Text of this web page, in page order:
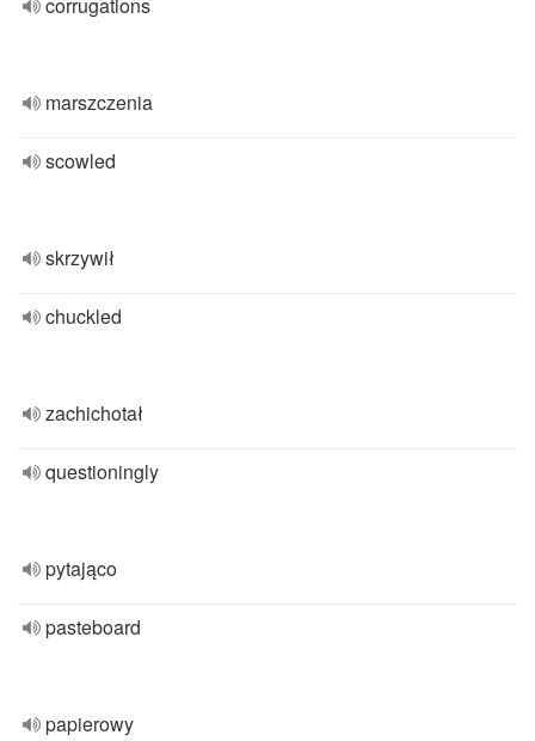
marszczenia
scowled
skrzywił
chuckled
zachichotał
questioningly
pytająco
pasteboard
papierowy